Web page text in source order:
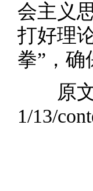
会主义
打好理
拳”，
原文
1/13/